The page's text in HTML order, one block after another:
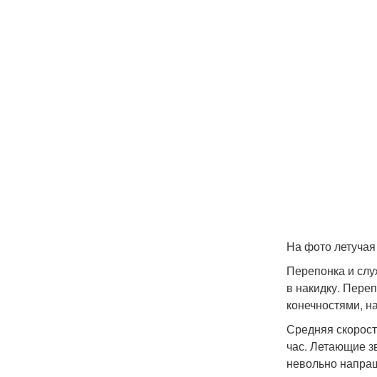
На фото
Перепонка и
в накидку.
конечностями,
Средняя
час. Летающие
невольно